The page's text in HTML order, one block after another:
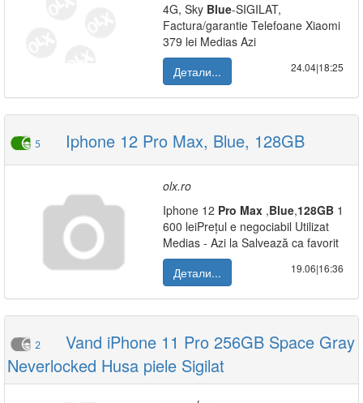
4G, Sky Blue-SIGILAT,
Factura/garantie Telefoane Xiaomi
379 lei Medias Azi
Детали...
24.04|18:25
5 Iphone 12 Pro Max, Blue, 128GB
olx.ro
Iphone 12 Pro Max ,Blue,128GB 1
600 leiPrețul e negociabil Utilizat
Medias - Azi la Salvează ca favorit
Детали...
19.06|16:36
2
Vand iPhone 11 Pro 256GB Space Gray
Neverlocked Husa piele Sigilat